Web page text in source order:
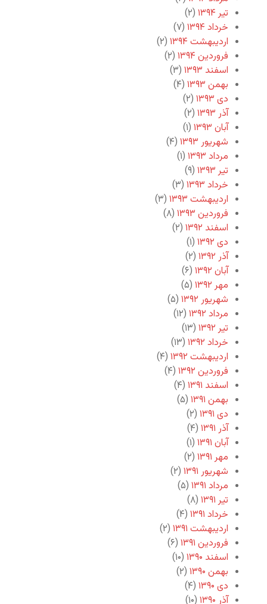
تیر ۱۳۹۴
(۲)
خرداد ۱۳۹۴
(۷)
اردیبهشت ۱۳۹۴
(۲)
فروردین ۱۳۹۴
(۲)
اسفند ۱۳۹۳
(۳)
بهمن ۱۳۹۳
(۴)
دی ۱۳۹۳
(۲)
آذر ۱۳۹۳
(۲)
آبان ۱۳۹۳
(۱)
شهریور ۱۳۹۳
(۴)
مرداد ۱۳۹۳
(۱)
تیر ۱۳۹۳
(۹)
خرداد ۱۳۹۳
(۳)
اردیبهشت ۱۳۹۳
(۳)
فروردین ۱۳۹۳
(۸)
اسفند ۱۳۹۲
(۲)
دی ۱۳۹۲
(۱)
آذر ۱۳۹۲
(۲)
آبان ۱۳۹۲
(۶)
مهر ۱۳۹۲
(۵)
شهریور ۱۳۹۲
(۵)
مرداد ۱۳۹۲
(۱۲)
تیر ۱۳۹۲
(۱۳)
خرداد ۱۳۹۲
(۱۳)
اردیبهشت ۱۳۹۲
(۴)
فروردین ۱۳۹۲
(۴)
اسفند ۱۳۹۱
(۴)
بهمن ۱۳۹۱
(۵)
دی ۱۳۹۱
(۲)
آذر ۱۳۹۱
(۴)
آبان ۱۳۹۱
(۱)
مهر ۱۳۹۱
(۲)
شهریور ۱۳۹۱
(۲)
مرداد ۱۳۹۱
(۵)
تیر ۱۳۹۱
(۸)
خرداد ۱۳۹۱
(۴)
اردیبهشت ۱۳۹۱
(۲)
فروردین ۱۳۹۱
(۶)
اسفند ۱۳۹۰
(۱۰)
بهمن ۱۳۹۰
(۲)
دی ۱۳۹۰
(۴)
آذر ۱۳۹۰
(۱۰)